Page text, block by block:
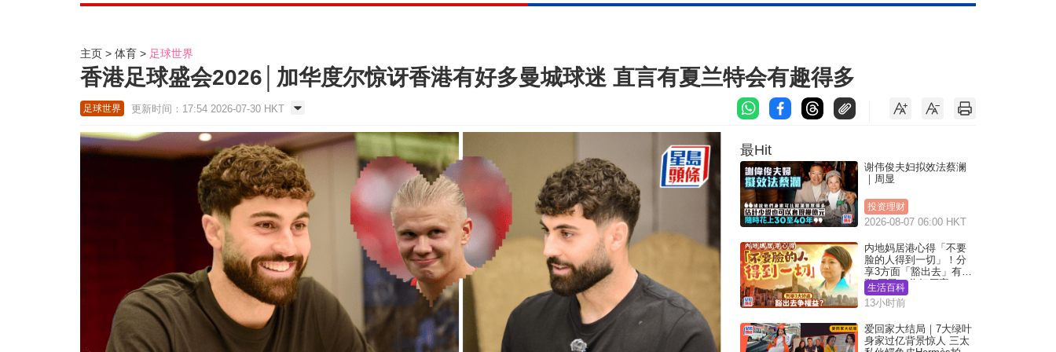
主页 体育 足球世界
香港足球盛会2026│加华度尔惊讶香港有好多曼城球迷 直言有夏兰特会有趣得多
足球世界 更新时间：17:54 2026-07-30 HKT
最Hit
谢伟俊夫妇拟效法蔡澜
｜周显
投资理财
2026-08-07 06:00 HKT
内地妈居港心得「不要
脸的人得到一切」！分
享3方面「豁出去」有著
数 网民：你好厉害
生活百科
13小时前
爱回家大结局｜7大绿叶
身家过亿背景惊人 三太